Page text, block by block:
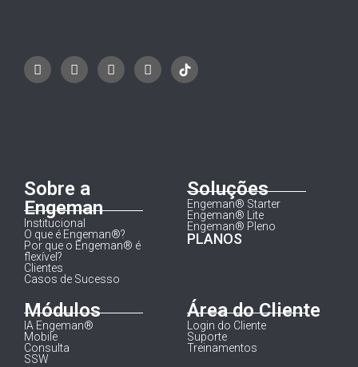
Sobre a
Engeman
Institucional
O que é Engeman®?
Por que o Engeman® é
flexível?
Clientes
Casos de Sucesso
Soluções
Engeman® Starter
Engeman® Lite
Engeman® Pleno
PLANOS
Módulos
IA Engeman®
Mobile
Consulta
SSW
Área do Cliente
Login do Cliente
Suporte
Treinamentos